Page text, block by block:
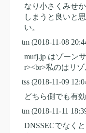
なり小さくみせ
しまうと良いと
い。
tm (2018-11-08
mufj.jp はゾーン
r><br>私のはリ
tss (2018-11-09
どちら側でも有効
tm (2018-11-11
DNSSECでなく